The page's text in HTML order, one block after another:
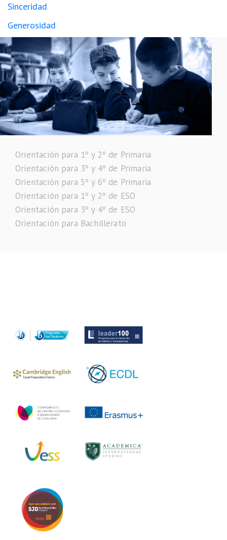
Sinceridad
Generosidad
Orientación para 1º y 2º de Primaria
Orientación para 3º y 4º de Primaria
Orientación para 5º y 6º de Primaria
Orientación para 1º y 2º de ESO
Orientación para 3º y 4º de ESO
Orientación para Bachillerato